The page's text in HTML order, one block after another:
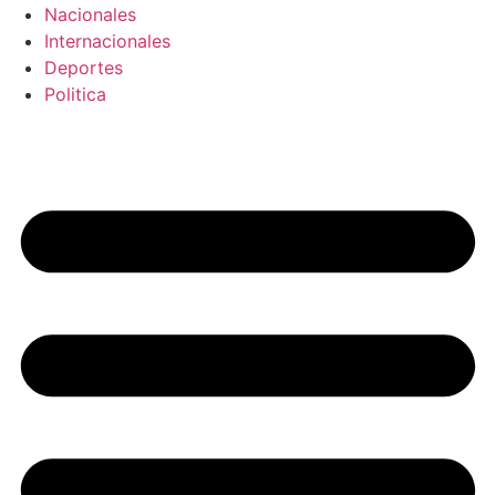
Nacionales
Internacionales
Deportes
Politica